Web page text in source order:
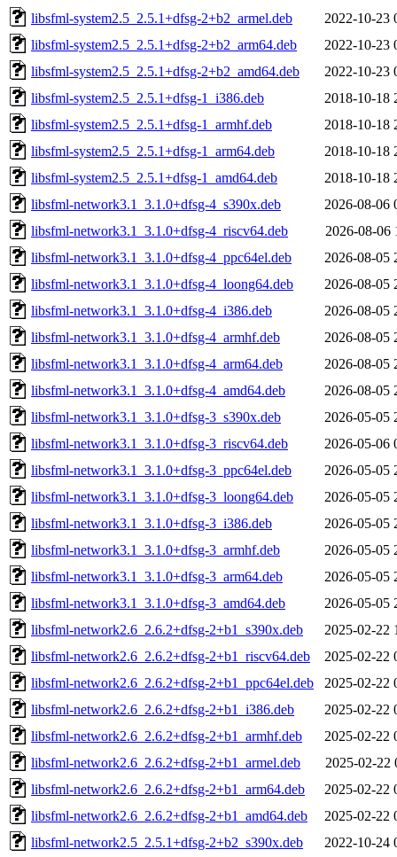
libsfml-system2.5_2.5.1+dfsg-2+b2_armel.deb
2022-10-23
libsfml-system2.5_2.5.1+dfsg-2+b2_arm64.deb
2022-10-23
libsfml-system2.5_2.5.1+dfsg-2+b2_amd64.deb
2022-10-23
libsfml-system2.5_2.5.1+dfsg-1_i386.deb
2018-10-18
libsfml-system2.5_2.5.1+dfsg-1_armhf.deb
2018-10-18
libsfml-system2.5_2.5.1+dfsg-1_arm64.deb
2018-10-18
libsfml-system2.5_2.5.1+dfsg-1_amd64.deb
2018-10-18
libsfml-network3.1_3.1.0+dfsg-4_s390x.deb
2026-08-06
libsfml-network3.1_3.1.0+dfsg-4_riscv64.deb
2026-08-06
libsfml-network3.1_3.1.0+dfsg-4_ppc64el.deb
2026-08-05
libsfml-network3.1_3.1.0+dfsg-4_loong64.deb
2026-08-05
libsfml-network3.1_3.1.0+dfsg-4_i386.deb
2026-08-05
libsfml-network3.1_3.1.0+dfsg-4_armhf.deb
2026-08-05
libsfml-network3.1_3.1.0+dfsg-4_arm64.deb
2026-08-05
libsfml-network3.1_3.1.0+dfsg-4_amd64.deb
2026-08-05
libsfml-network3.1_3.1.0+dfsg-3_s390x.deb
2026-05-05
libsfml-network3.1_3.1.0+dfsg-3_riscv64.deb
2026-05-06
libsfml-network3.1_3.1.0+dfsg-3_ppc64el.deb
2026-05-05
libsfml-network3.1_3.1.0+dfsg-3_loong64.deb
2026-05-05
libsfml-network3.1_3.1.0+dfsg-3_i386.deb
2026-05-05
libsfml-network3.1_3.1.0+dfsg-3_armhf.deb
2026-05-05
libsfml-network3.1_3.1.0+dfsg-3_arm64.deb
2026-05-05
libsfml-network3.1_3.1.0+dfsg-3_amd64.deb
2026-05-05
libsfml-network2.6_2.6.2+dfsg-2+b1_s390x.deb
2025-02-22
libsfml-network2.6_2.6.2+dfsg-2+b1_riscv64.deb
2025-02-22
libsfml-network2.6_2.6.2+dfsg-2+b1_ppc64el.deb
2025-02-22
libsfml-network2.6_2.6.2+dfsg-2+b1_i386.deb
2025-02-22
libsfml-network2.6_2.6.2+dfsg-2+b1_armhf.deb
2025-02-22
libsfml-network2.6_2.6.2+dfsg-2+b1_armel.deb
2025-02-22
libsfml-network2.6_2.6.2+dfsg-2+b1_arm64.deb
2025-02-22
libsfml-network2.6_2.6.2+dfsg-2+b1_amd64.deb
2025-02-22
libsfml-network2.5_2.5.1+dfsg-2+b2_s390x.deb
2022-10-24